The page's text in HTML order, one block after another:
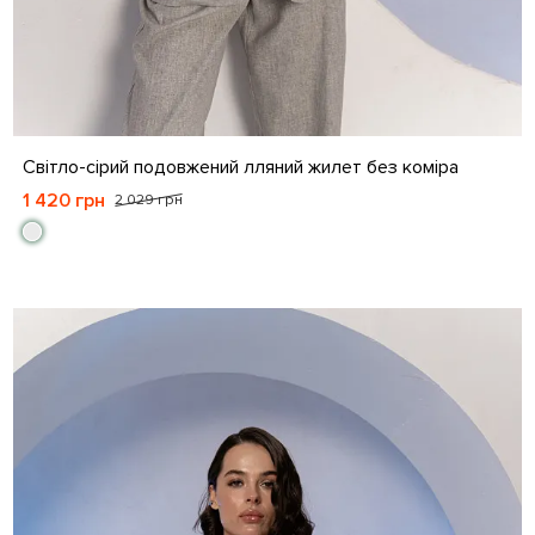
S M L XL
Світло-сірий подовжений лляний жилет без коміра
2 029 грн
1 420 грн